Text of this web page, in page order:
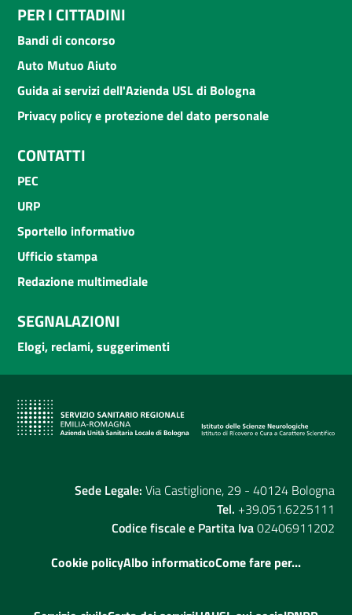
PER I CITTADINI
Bandi di concorso
Auto Mutuo Aiuto
Guida ai servizi dell'Azienda USL di Bologna
Privacy policy e protezione del dato personale
CONTATTI
PEC
URP
Sportello informativo
Ufficio stampa
Redazione multimediale
SEGNALAZIONI
Elogi, reclami, suggerimenti
Sede Legale: Via Castiglione, 29 - 40124 Bologna
Tel. +39.051.6225111
Codice fiscale e Partita Iva02406911202
Cookie policyAlbo informaticoCome fare per...